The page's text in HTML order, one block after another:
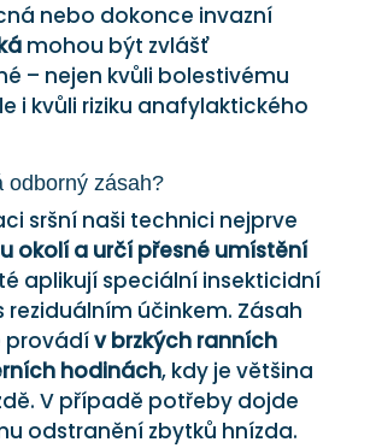
nebo dokonce invazní
mohou být zvlášť
– nejen kvůli bolestivému
i kvůli riziku anafylaktického
odborný zásah?
sršní naši technici nejprve
okolí a určí přesné umístění
aplikují speciální insekticidní
reziduálním účinkem. Zásah
provádív brzkých ranních
hodinách, kdy je většina
V případě potřeby dojde
odstranění zbytků hnízda.